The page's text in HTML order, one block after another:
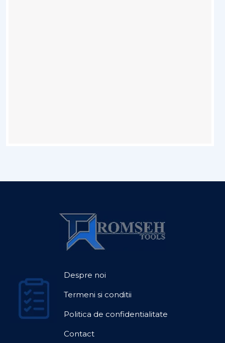
Despre noi
Termeni si conditii
Politica de confidentialitate
Contact